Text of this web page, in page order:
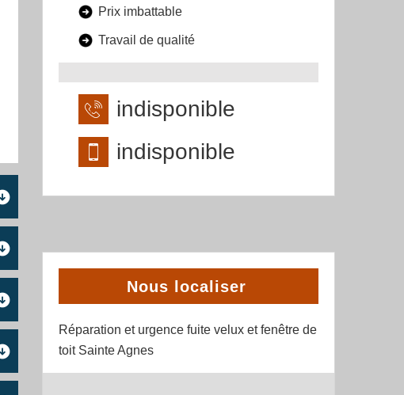
Prix imbattable
Travail de qualité
indisponible
indisponible
Nous localiser
Réparation et urgence fuite velux et fenêtre de
toit Sainte Agnes